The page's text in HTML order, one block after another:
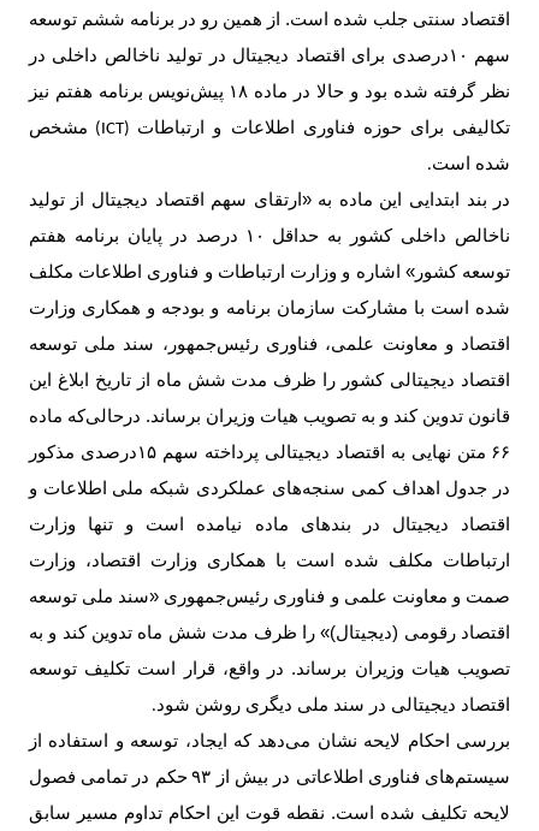
اقتصاد سنتی جلب شده است. از همین رو در برنامه ششم توسعه
سهم
۱۰درصدی برای اقتصاد دیجیتال در تولید ناخالص داخلی در
نظر گرفته شده بود و حالا در ماده ۱۸ پیش‌نویس برنامه هفتم نیز
تکالیفی برای حوزه فناوری اطلاعات و ارتباطات (ICT)
مشخص
شده است.
در بند ابتدایی این ماده به «ارتقای سهم اقتصاد دیجیتال از تولید
ناخالص داخلی کشور به حداقل
۱۰ درصد در پایان برنامه هفتم
توسعه کشور» اشاره و وزارت ارتباطات و فناوری اطلاعات مکلف
شده است با مشارکت سازمان برنامه و بودجه و همکاری وزارت
اقتصاد و معاونت علمی، فناوری رئیس‌جمهور، سند ملی توسعه
اقتصاد دیجیتالی کشور را ظرف مدت شش ماه از تاریخ ابلاغ این
قانون تدوین کند و به تصویب هیات وزیران برساند. درحالی‌که ماده
۶۶ متن نهایی به اقتصاد دیجیتالی پرداخته سهم۱۵درصدی مذکور
در جدول اهداف کمی سنجه‌های عملکردی شبکه ملی اطلاعات و
اقتصاد دیجیتال در بندهای ماده نیامده است و تنها وزارت
ارتباطات مکلف شده است با همکاری وزارت اقتصاد، وزارت
صمت و معاونت علمی و فناوری رئیس‌جمهوری «سند ملی توسعه
اقتصاد رقومی (دیجیتال)» را ظرف مدت شش ماه تدوین کند و به
تصویب هیات وزیران برساند. در واقع، قرار است تکلیف توسعه
اقتصاد دیجیتالی در سند ملی دیگری روشن شود.
بررسی احکام لایحه نشان می‌دهد که ایجاد، توسعه و استفاده از
سیستم‌های فناوری اطلاعاتی در بیش از ۹۳ حکم در تمامی فصول
لایحه تکلیف شده است. نقطه قوت این احکام تداوم مسیر سابق